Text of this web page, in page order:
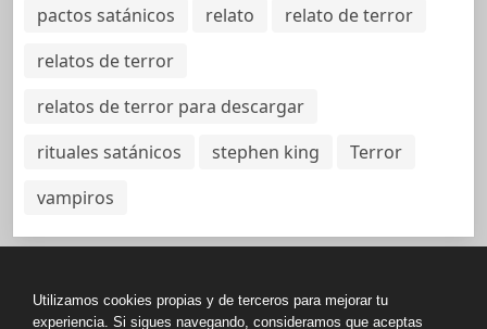
pactos satánicos
relato
relato de terror
relatos de terror
relatos de terror para descargar
rituales satánicos
stephen king
Terror
vampiros
Política de Privacidad
Utilizamos cookies propias y de terceros para mejorar tu
experiencia. Si sigues navegando, consideramos que aceptas